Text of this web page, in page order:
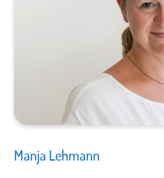
Manja Lehmann